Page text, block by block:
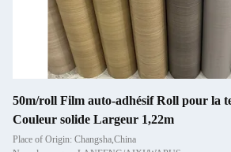
50m/roll Film auto-adhésif Roll pour la
Couleur solide Largeur 1,22m
Place of Origin: Changsha,China